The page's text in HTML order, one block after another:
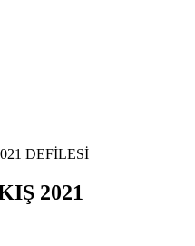
DEFİLESİ
2021